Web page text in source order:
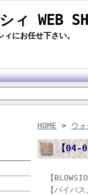
ィ WEB
ィにお任せ下さい。
HOME > ウ
【04-
【
【バイパ